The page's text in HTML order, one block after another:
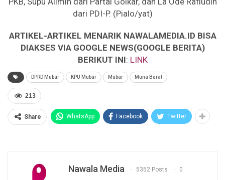
dari PDI-P. (Pialo/yat)
ARTIKEL-ARTIKEL MENARIK NAWALAMEDIA.ID BISA
DIAKSES VIA GOOGLE NEWS(GOOGLE BERITA)
BERIKUT INI: LINK
DPRD Mubar KPU Mubar Mubar Muna Barat
213
Share WhatsApp Facebook Twitter
Nawala Media 5352 Posts 0